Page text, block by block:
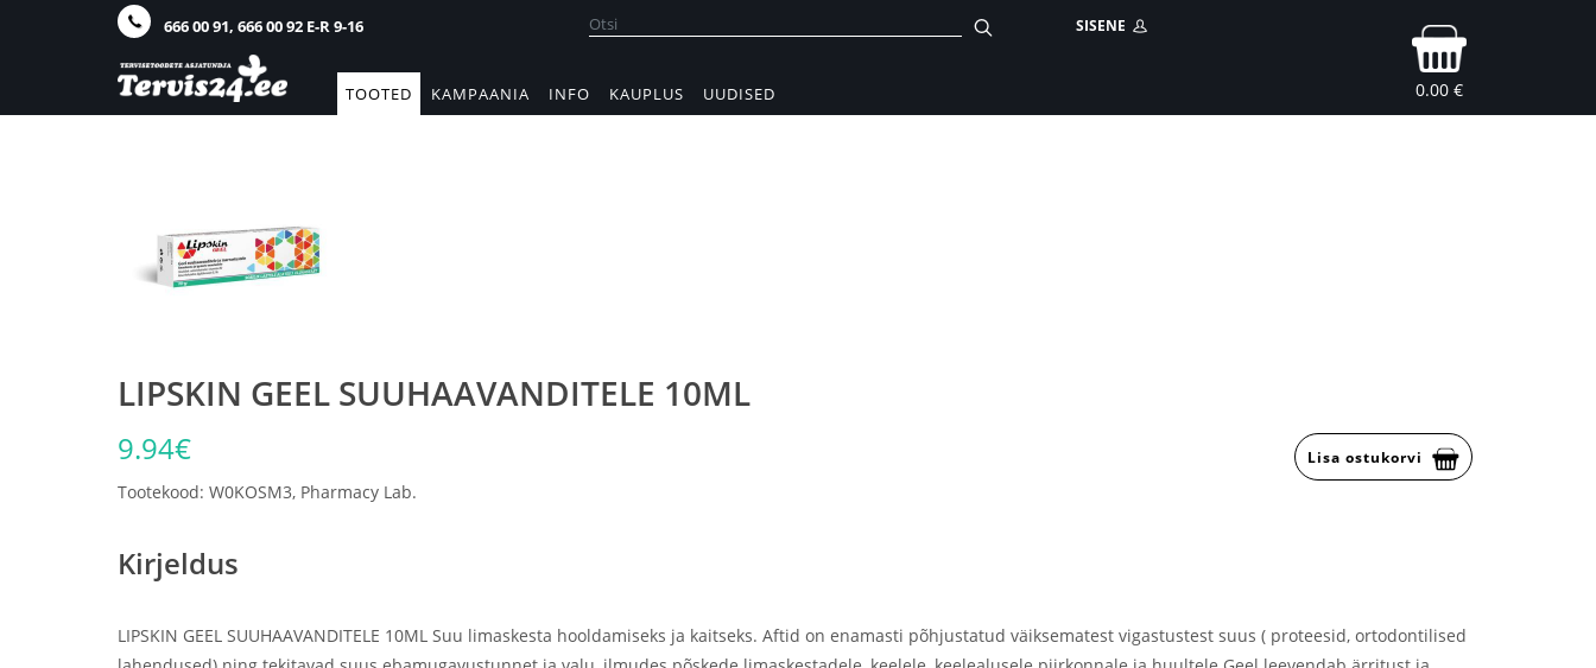
666 00 91, 666 00 92 E-R 9-16 SISENE
TOOTED KAMPAANIA INFO KAUPLUS UUDISED 0.00 €
LIPSKIN GEEL SUUHAAVANDITELE 10ML
9.94€ Lisa ostukorvi
Tootekood: W0KOSM3, Pharmacy Lab.
Kirjeldus
LIPSKIN GEEL SUUHAAVANDITELE 10ML Suu limaskesta hooldamiseks ja kaitseks. Aftid on enamasti põhjustatud väiksematest vigastustest suus ( proteesid, ortodontilised